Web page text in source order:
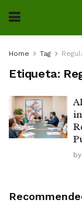
Home Tag
Etiqueta:
by